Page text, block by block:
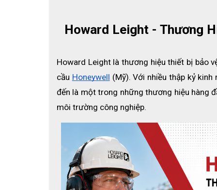
Howard Leight - Thương
Howard Leight là thương hiệu thiết bị bảo
cầu Honeywell (Mỹ). Với nhiều thập kỷ
đến là một trong những thương hiệu hàng
môi trường công nghiệp.